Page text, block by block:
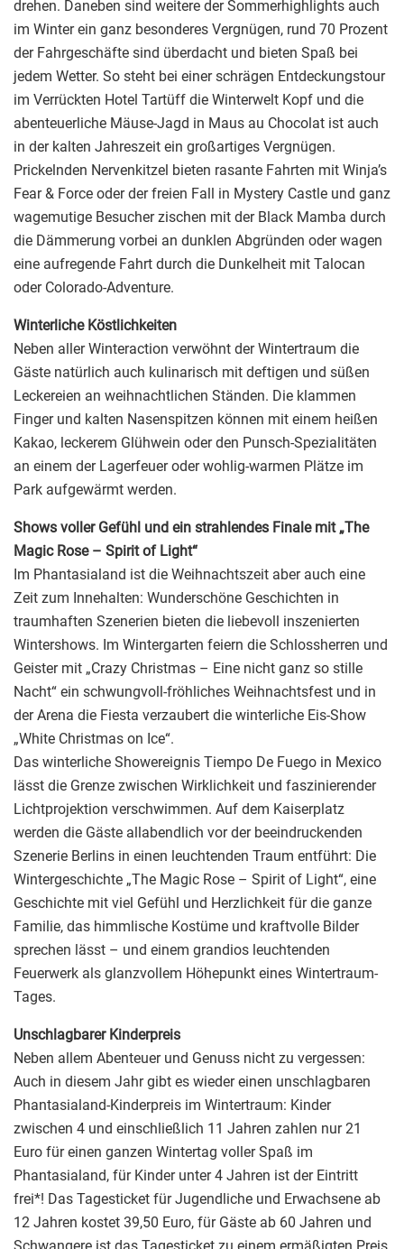
drehen. Daneben sind weitere der Sommerhighlights auch
im Winter ein ganz besonderes Vergnügen, rund 70 Prozent
der Fahrgeschäfte sind überdacht und bieten Spaß bei
jedem Wetter. So steht bei einer schrägen Entdeckungstour
im Verrückten Hotel Tartüff die Winterwelt Kopf und die
abenteuerliche Mäuse-Jagd in Maus au Chocolat ist auch
in der kalten Jahreszeit ein großartiges Vergnügen.
Prickelnden Nervenkitzel bieten rasante Fahrten mit Winja’s
Fear & Force oder der freien Fall in Mystery Castle und ganz
wagemutige Besucher zischen mit der Black Mamba durch
die Dämmerung vorbei an dunklen Abgründen oder wagen
eine aufregende Fahrt durch die Dunkelheit mit Talocan
oder Colorado-Adventure.
Winterliche Köstlichkeiten
Neben aller Winteraction verwöhnt der Wintertraum die
Gäste natürlich auch kulinarisch mit deftigen und süßen
Leckereien an weihnachtlichen Ständen. Die klammen
Finger und kalten Nasenspitzen können mit einem heißen
Kakao, leckerem Glühwein oder den Punsch-Spezialitäten
an einem der Lagerfeuer oder wohlig-warmen Plätze im
Park aufgewärmt werden.
Shows voller Gefühl und ein strahlendes Finale mit „The
Magic Rose – Spirit of Light“
Im Phantasialand ist die Weihnachtszeit aber auch eine
Zeit zum Innehalten: Wunderschöne Geschichten in
traumhaften Szenerien bieten die liebevoll inszenierten
Wintershows. Im Wintergarten feiern die Schlossherren und
Geister mit „Crazy Christmas – Eine nicht ganz so stille
Nacht“ ein schwungvoll-fröhliches Weihnachtsfest und in
der Arena die Fiesta verzaubert die winterliche Eis-Show
„White Christmas on Ice“.
Das winterliche Showereignis Tiempo De Fuego in Mexico
lässt die Grenze zwischen Wirklichkeit und faszinierender
Lichtprojektion verschwimmen. Auf dem Kaiserplatz
werden die Gäste allabendlich vor der beeindruckenden
Szenerie Berlins in einen leuchtenden Traum entführt: Die
Wintergeschichte „The Magic Rose – Spirit of Light“, eine
Geschichte mit viel Gefühl und Herzlichkeit für die ganze
Familie, das himmlische Kostüme und kraftvolle Bilder
sprechen lässt – und einem grandios leuchtenden
Feuerwerk als glanzvollem Höhepunkt eines Wintertraum-
Tages.
Unschlagbarer Kinderpreis
Neben allem Abenteuer und Genuss nicht zu vergessen:
Auch in diesem Jahr gibt es wieder einen unschlagbaren
Phantasialand-Kinderpreis im Wintertraum: Kinder
zwischen 4 und einschließlich 11 Jahren zahlen nur 21
Euro für einen ganzen Wintertag voller Spaß im
Phantasialand, für Kinder unter 4 Jahren ist der Eintritt
frei*! Das Tagesticket für Jugendliche und Erwachsene ab
12 Jahren kostet 39,50 Euro, für Gäste ab 60 Jahren und